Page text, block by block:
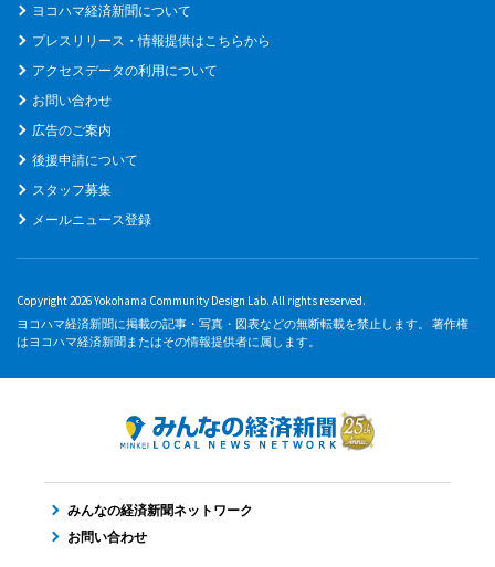
ヨコハマ経済新聞について
プレスリリース・情報提供はこちらから
アクセスデータの利用について
お問い合わせ
広告のご案内
後援申請について
スタッフ募集
メールニュース登録
Copyright 2026 Yokohama Community Design Lab. All rights reserved.
ヨコハマ経済新聞に掲載の記事・写真・図表などの無断転載を禁止します。 著作権
はヨコハマ経済新聞またはその情報提供者に属します。
みんなの経済新聞ネットワーク
お問い合わせ